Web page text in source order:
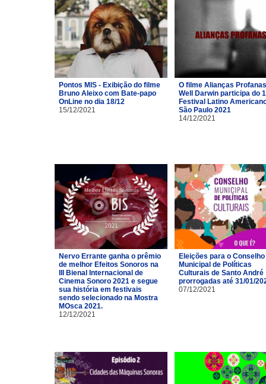
Pontos MIS - Exibição do filme
Bruno Aleixo com Bate-papo
OnLine no dia 18/12
15/12/2021
O filme Alianças
Well Darwin participa do
Festival Latino
São Paulo 2021
14/12/2021
Nervo Errante ganha o prêmio
de melhor Efeitos Sonoros na
III Bienal Internacional de
Cinema Sonoro 2021 e segue
sua história em festivais
sendo selecionado na Mostra
MOsca 2021.
12/12/2021
Eleições para o Conselho
Municipal de Políticas
Culturais de Santo André
prorrogadas até 31/01/
07/12/2021